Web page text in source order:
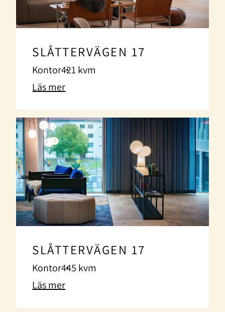
SLÅTTERVÄGEN 17
421 kvm
Kontor
Läs mer
SLÅTTERVÄGEN 17
445 kvm
Kontor
Läs mer